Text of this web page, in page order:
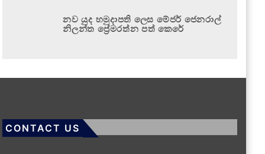
නව යුද හමුදාපති ලෙස මේජර් ජෙනරාල්
නිලන්ත ප්‍රේමරත්න පත් කෙරේ
CONTACT US